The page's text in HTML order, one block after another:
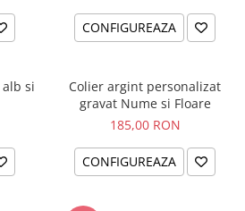
CONFIGUREAZA
si
Colier argint personalizat
gravat Nume si Floare
185,00 RON
CONFIGUREAZA